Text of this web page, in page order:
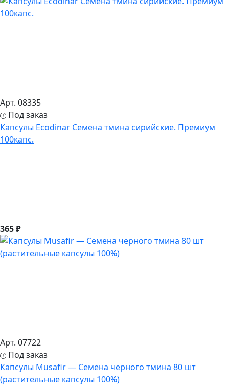
Арт. 08335
Под заказ
Капсулы Ecodinar Семена тмина сирийские. Премиум
100капс.
365 ₽
Арт. 07722
Под заказ
Капсулы Musafir — Семена черного тмина 80 шт
(растительные капсулы 100%)